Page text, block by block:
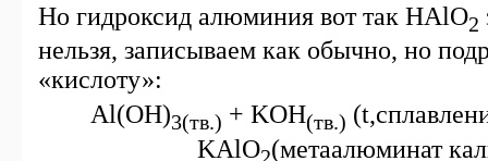
Но гидроксид алюминия вот так HAlO2
нельзя, записываем как обычно, но
«кислоту»:
Al(OH)3(тв.) + KOH(тв.) (t
KAlO (метаалюминат